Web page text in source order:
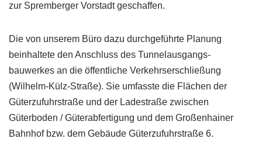
zur Spremberger Vorstadt geschaffen.
Die von unserem Büro dazu durchgeführte Planung
beinhaltete den Anschluss des Tunnelausgangs-
bauwerkes an die öffentliche Verkehrserschließung
(Wilhelm-Külz-Straße). Sie umfasste die Flächen der
Güterzufuhrstraße und der Ladestraße zwischen
Güterboden / Güterabfertigung und dem Großenhainer
Bahnhof bzw. dem Gebäude Güterzufuhrstraße 6.